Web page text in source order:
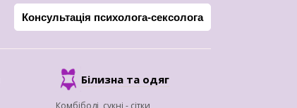
Консультація психолога-сексолога
Білизна та одяг
Комбібоді, сукні - сітки